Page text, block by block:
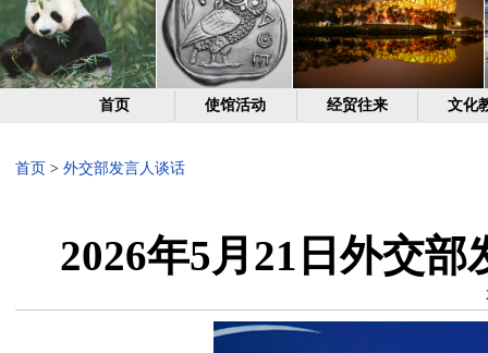
首页 使馆活动 经贸往来 文化
首页 > 外交部发言人谈话
2026年5月21日外交